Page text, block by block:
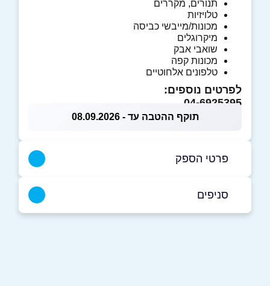
תנורים, מקררים
טלויזיות
מכונות/מייבשי כביסה
מיקרוגלים
שואבי אבק
מכונות קפה
טלפונים אלחוטיים
לפרטים נוספים:
04-6925395
תוקף ההטבה עד - 08.09.2026
פרטי הספק
סניפים